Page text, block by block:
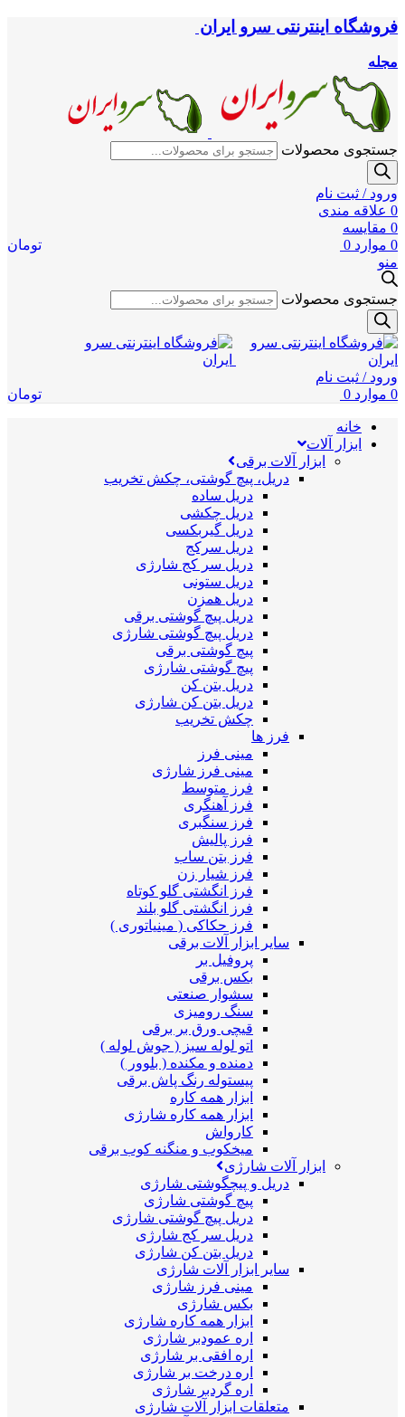
فروشگاه اینترنتی سرو ایران
مجله
جستجوی محصولات
ورود / ثبت نام
0 علاقه مندی
0 مقایسه
0 موارد 0
تومان
منو
جستجوی محصولات
ورود / ثبت نام
0 موارد 0 تومان
خانه
ابزار آلات
ابزار آلات برقی
دریل، پیچ گوشتی، چکش تخریب
دریل ساده
دریل چکشی
دریل گیربکسی
دریل سرکج
دریل سر کج شارژی
دریل ستونی
دریل همزن
دریل پیچ گوشتی برقی
دریل پیچ گوشتی شارژی
پیچ گوشتی برقی
پیچ گوشتی شارژی
دریل بتن کن
دریل بتن کن شارژی
چکش تخریب
فرز ها
مینی فرز
مینی فرز شارژی
فرز متوسط
فرز آهنگری
فرز سنگبری
فرز پالیش
فرز بتن ساب
فرز شیار زن
فرز انگشتی گلو کوتاه
فرز انگشتی گلو بلند
فرز حکاکی ( مینیاتوری )
سایر ابزار آلات برقی
پروفیل بر
بکس برقی
سشوار صنعتی
سنگ رومیزی
قیچی ورق بر برقی
اتو لوله سبز ( جوش لوله )
دمنده و مکنده ( بلوور )
پیستوله رنگ پاش برقی
ابزار همه کاره
ابزار همه کاره شارژی
کارواش
میخکوب و منگنه کوب برقی
ابزار آلات شارژی
دریل و پیچگوشتی شارژی
پیچ گوشتی شارژی
دریل پیچ گوشتی شارژی
دریل سر کج شارژی
دریل بتن کن شارژی
سایر ابزار آلات شارژی
مینی فرز شارژی
بکس شارژی
ابزار همه کاره شارژی
اره عمودبر شارژی
اره افقی بر شارژی
اره درخت بر شارژی
اره گردبر شارژی
متعلقات ابزار آلات شارژی